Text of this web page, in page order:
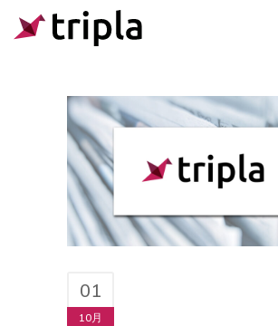
01
10月